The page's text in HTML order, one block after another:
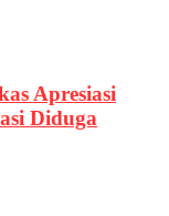
Apresiasi
Diduga